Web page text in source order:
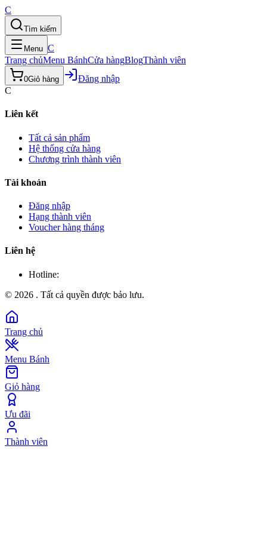
C
Tìm kiếm
Menu C
Trang chủMenu BánhCửa hàngBlogThành viên
0Giỏ hàng
Đăng nhập
C
Liên kết
Tất cả sản phẩm
Hệ thống cửa hàng
Chương trình thành viên
Tài khoản
Đăng nhập
Hạng thành viên
Voucher hàng tháng
Liên hệ
Hotline:
© 2026 . Tất cả quyền được bảo lưu.
Trang chủ
Menu Bánh
Giỏ hàng
Ưu đãi
Thành viên